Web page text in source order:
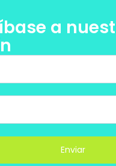
a
Enviar